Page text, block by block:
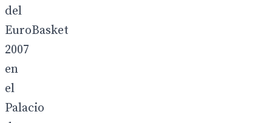
del
EuroBasket
2007
en
el
Palacio